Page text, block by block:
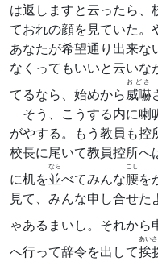
は返しますと云ったら
ておれの顔を見ていた。
あなたが希望通り出来な
なくってもいいと云いな
てるなら、始めから威嚇
おどさ
そう、こうする内に喇
がやする。もう教員も控
校長に尾いて教員控所へ
に机を並
なら
べてみんな腰
こし
を
見て、みんな申し合せ
ゃあるまいし。それから
へ行って辞令を出して挨
あい